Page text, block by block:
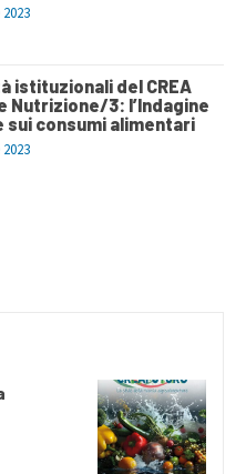
istituzionali del CREA
Nutrizione/3: l’Indagine
sui consumi alimentari